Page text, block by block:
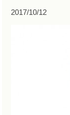
2017/10/12